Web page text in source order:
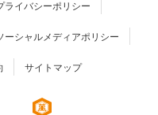
ライバシーポリシー
ーシャルメディアポリシー
サイトマップ